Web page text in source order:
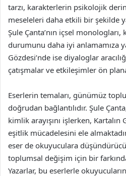
tarzı, karakterlerin psikolojik
meseleleri daha etkili bir şekilde
Şule Çanta’nın içsel
durumunu daha iyi anlamamıza
Gözdesi’nde ise diyaloglar
çatışmalar ve etkileşimler ön
Eserlerin temaları, günümüz
doğrudan bağlantılıdır. Şule
kimlik arayışını işlerken,
eşitlik mücadelesini ele
eser de okuyuculara
toplumsal değişim için bir
Yazarlar, bu eserlerle